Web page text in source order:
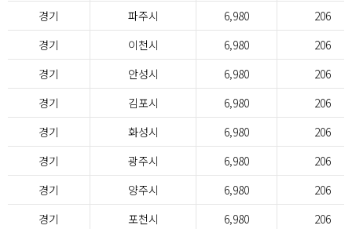
경기
파주시 6,980
206
경기
이천시 6,980
206
경기
안성시 6,980
206
경기
김포시 6,980
206
경기
화성시 6,980
206
경기
광주시 6,980
206
경기
양주시 6,980
206
경기
포천시 6,980
206